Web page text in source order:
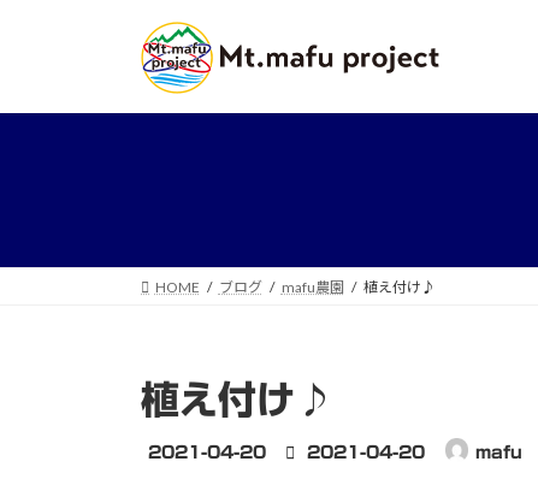
プ
動
HOME ブログ mafu農園 植え付け♪
植え付け♪
2021-04-20
最
2021-04-20 mafu